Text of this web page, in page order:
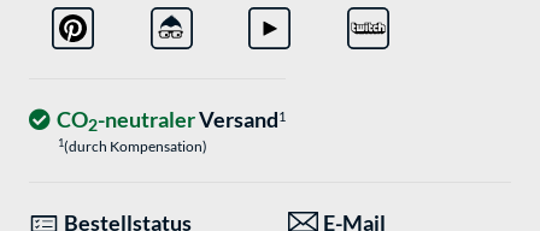
CO2-neutralerVersand1
1(durch Kompensation)
Bestellstatus
E-Mail